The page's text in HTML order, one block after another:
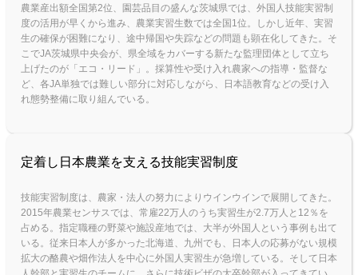
農業産出額全国第2位、園芸品目の盛んな茨城県では、外国人技能実習制
度の活用が早くから進み、農業実習生数では全国1位。しかし近年、実習
生の確保が困難になり、途中帰国や失踪などの問題も顕在化してきた。そ
こでJA茨城県中央会が、県全域をカバーする新たな監理団体として立ち
上げたのが「エコ・リード」。採算性や受け入れ農家への指導・監督な
ど、各JA単独では難しい部分に対応しながら、日本語教育などの受け入
れ態勢整備に取り組んでいる。
定着し日本農業を支える技能実習制度
技能実習制度は、農家・法人の努力によりウインウインで展開してきた。
2015年農業センサスでは、常雇22万人のうち実習生が2.7万人と12％を
占める。指定職種の野菜や施設産地では、大半が外国人という事例も出て
いる。従来日本人が多かった北海道、九州でも、日本人の応募がない規模
拡大の酪農や畑作法人を中心に外国人実習生が急増している。そして日本